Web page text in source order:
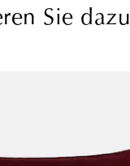
Sie dazu